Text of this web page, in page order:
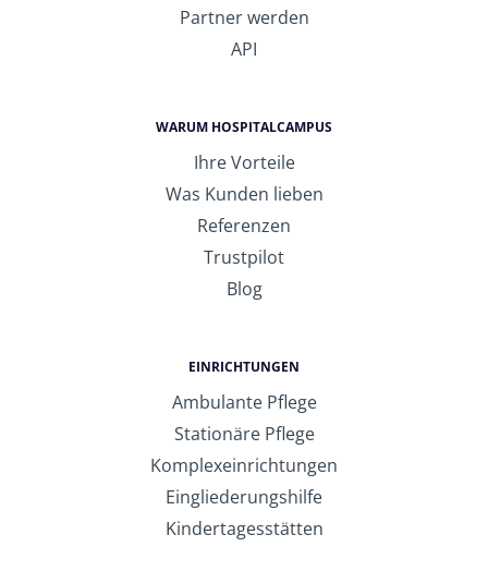
Partner werden
API
WARUM HOSPITALCAMPUS
Ihre Vorteile
Was Kunden lieben
Referenzen
Trustpilot
Blog
EINRICHTUNGEN
Ambulante Pflege
Stationäre Pflege
Komplexeinrichtungen
Eingliederungshilfe
Kindertagesstätten